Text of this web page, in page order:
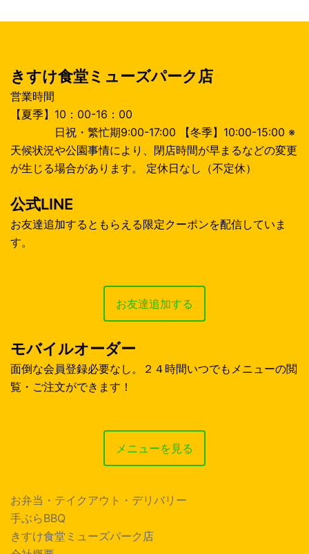
きすけ食堂ミューズパーク店
営業時間
【夏季】10：00-16：00
日祝・繁忙期9:00-17:00 【冬季】10:00-15:00 ※
天候状況や公園事情により、閉店時間が早まるなどの変更
が生じる場合があります。 定休日なし（不定休）
公式LINE
お友達追加するともらえる限定クーポンを配信していま
す。
お友達追加する
モバイルオーダー
面倒な会員登録必要なし。２４時間いつでもメニューの閲
覧・ご注文ができます！
メニューを見る
お弁当・テイクアウト・デリバリー
手ぶらBBQ
きすけ食堂ミューズパーク店